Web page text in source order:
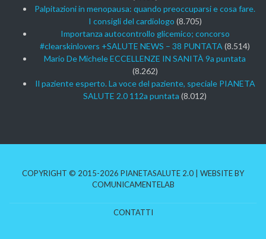
Palpitazioni in menopausa: quando preoccuparsi e cosa fare.
I consigli del cardiologo (8.705)
Importanza autocontrollo glicemico; concorso
#clearskinlovers +SALUTE NEWS – 38 PUNTATA(8.514)
Mario De Michele ECCELLENZE IN SANITÀ 9a puntata
(8.262)
Il paziente esperto. La voce del paziente, speciale PIANETA
SALUTE 2.0 112a puntata (8.012)
COPYRIGHT © 2015-2026 PIANETASALUTE 2.0 | WEBSITE BY
COMUNICAMENTELAB
CONTATTI